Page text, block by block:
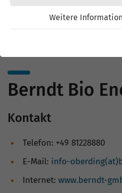
Weitere
Berndt Bio
Kontakt
Telefon: +49 81228880
E-Mail: info-
Internet: www.berndt-